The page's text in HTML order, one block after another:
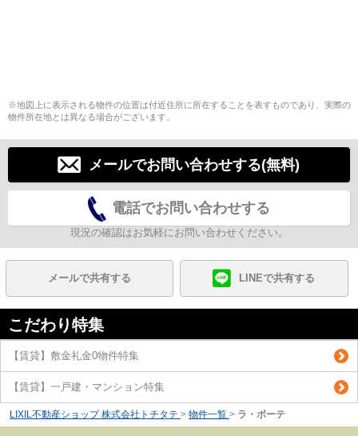
※地図上に表示される物件の位置は付近住所に所在することを表すものであり、実際の
物件所在地とは異なる場合がございます。
メールでお問い合わせする(無料)
電話でお問い合わせする
現況の確認はお気軽にお問い合わせください。
メールで共有する LINEで共有する
こだわり特集
【賃貸】敷金礼金0物件特集
【賃貸】一戸建・マンション特集
LIXIL不動産ショップ 株式会社トチタテ > 物件一覧 > ラ・ボーテ